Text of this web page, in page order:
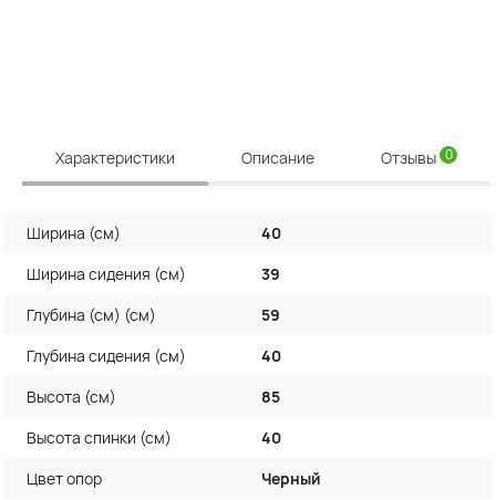
Характеристики Описание Отзывы 0
Ширина (см)
40
Ширина сидения (см)
39
Глубина (см) (см)
59
Глубина сидения (см)
40
Высота (см)
85
Высота спинки (см)
40
Цвет опор
Черный